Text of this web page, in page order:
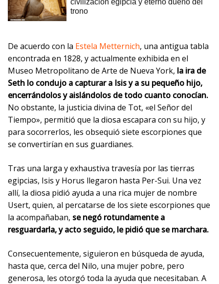
De acuerdo con la Estela Metternich, una antigua tabla
encontrada en 1828, y actualmente exhibida en el
Museo Metropolitano de Arte de Nueva York, la ira de
Seth lo condujo a capturar a Isis y a su pequeño hijo,
encerrándolos y aislándolos de todo cuanto conocían.
No obstante, la justicia divina de Tot, «el Señor del
Tiempo», permitió que la diosa escapara con su hijo, y
para socorrerlos, les obsequió siete escorpiones que
se convertirían en sus guardianes.
Tras una larga y exhaustiva travesía por las tierras
egipcias, Isis y Horus llegaron hasta Per-Sui. Una vez
allí, la diosa pidió ayuda a una rica mujer de nombre
Usert, quien, al percatarse de los siete escorpiones que
la acompañaban, se negó rotundamente a
resguardarla, y acto seguido, le pidió que se marchara.
Consecuentemente, siguieron en búsqueda de ayuda,
hasta que, cerca del Nilo, una mujer pobre, pero
generosa, les otorgó toda la ayuda que necesitaban. A